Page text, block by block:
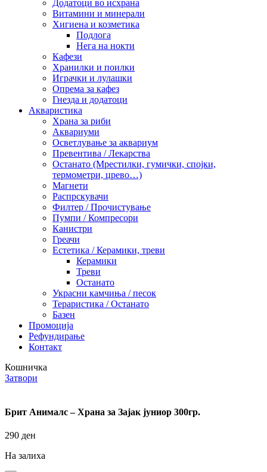
Додатоци во исхрана
Витамини и минерали
Хигиена и козметика
Подлога
Нега на нокти
Кафези
Хранилки и поилки
Играчки и лулашки
Опрема за кафез
Гнезда и додатоци
Акваристика
Храна за риби
Аквариуми
Осветлување за аквариум
Превентива / Лекарства
Останато (Мрестилки, гумички, спојки,
термометри, црево…)
Магнети
Распрскувачи
Филтер / Прочистување
Пумпи / Компресори
Канистри
Греачи
Естетика / Керамики, треви
Керамики
Треви
Останато
Украсни камчиња / песок
Тераристика / Останато
Базен
Промоција
Рефундирање
Контакт
Кошничка
Затвори
Брит Анималс – Храна за Зајак јуниор 300гр.
290 ден
На залиха